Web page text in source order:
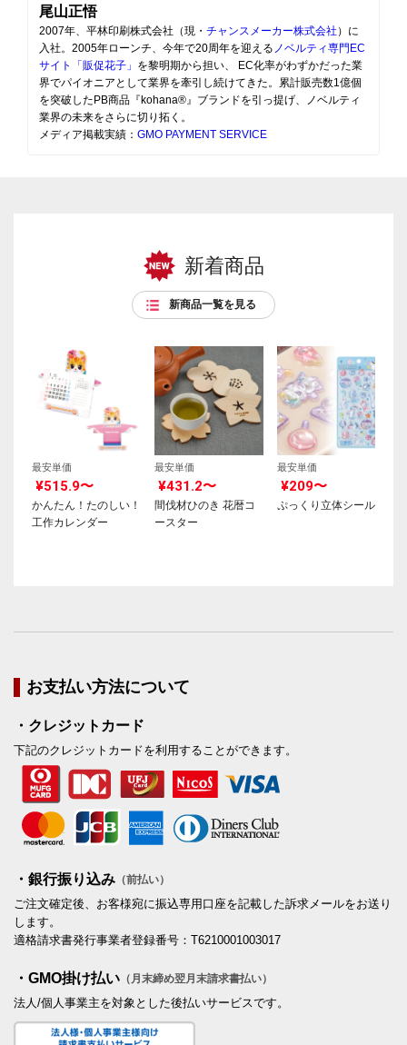
尾山正悟
2007年、平林印刷株式会社（現・ チャンスメーカー株式会社 ）に
入社。2005年ローンチ、今年で20周年を迎える ノベルティ専門EC
サイト「販促花子」 を黎明期から担い、 EC化率がわずかだった業
界でパイオニアとして業界を牽引し続けてきた。累計販売数1億個
を突破したPB商品『kohana®』ブランドを引っ提げ、ノベルティ
業界の未来をさらに切り拓く。
メディア掲載実績： GMO PAYMENT SERVICE
新着商品
新商品一覧を見る
最安単価
¥515.9〜
かんたん！たのしい！
工作カレンダー
最安単価
¥431.2〜
間伐材ひのき 花暦コ
ースター
最安単価
¥209〜
ぷっくり立体シール
お支払い方法について
・クレジットカード
下記のクレジットカードを利用することができます。
・銀行振り込み （前払い）
ご注文確定後、お客様宛に振込専用口座を記載した訴求メールをお送り
します。
適格請求書発行事業者登録番号：T6210001003017
・GMO掛け払い （月末締め翌月末請求書払い）
法人/個人事業主を対象とした後払いサービスです。